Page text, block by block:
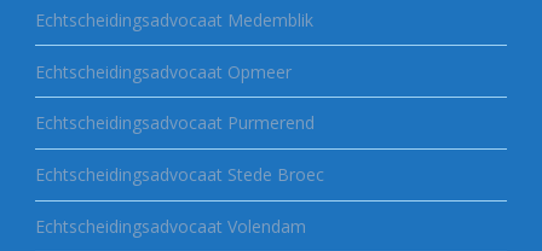
Echtscheidingsadvocaat Medemblik
Echtscheidingsadvocaat Opmeer
Echtscheidingsadvocaat Purmerend
Echtscheidingsadvocaat Stede Broec
Echtscheidingsadvocaat Volendam